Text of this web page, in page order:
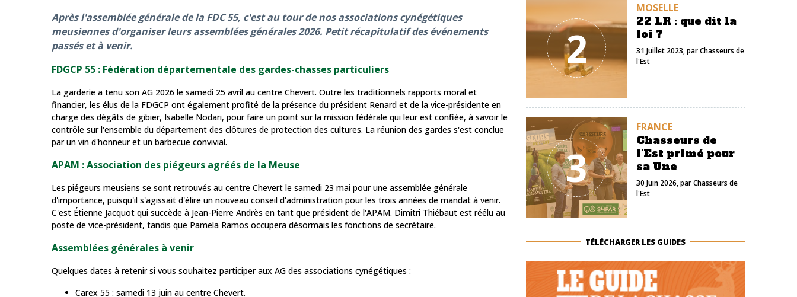
Après l'assemblée générale de la FDC 55, c'est au tour de nos associations cynégétiques
meusiennes d'organiser leurs assemblées générales 2026. Petit récapitulatif des événements
passés et à venir.
FDGCP 55 : Fédération départementale des gardes-chasses particuliers
La garderie a tenu son AG 2026 le samedi 25 avril au centre Chevert. Outre les traditionnels rapports moral et
financier, les élus de la FDGCP ont également profité de la présence du président Renard et de la vice-présidente en
charge des dégâts de gibier, Isabelle Nodari, pour faire un point sur la mission fédérale qui leur est confiée, à savoir le
contrôle sur l'ensemble du département des clôtures de protection des cultures. La réunion des gardes s'est conclue
par un vin d'honneur et un barbecue convivial.
APAM : Association des piégeurs agréés de la Meuse
Les piégeurs meusiens se sont retrouvés au centre Chevert le samedi 23 mai pour une assemblée générale
d'importance, puisqu'il s'agissait d'élire un nouveau conseil d'administration pour les trois années de mandat à venir.
C'est Étienne Jacquot qui succède à Jean-Pierre Andrès en tant que président de l'APAM. Dimitri Thiébaut est réélu au
poste de vice-président, tandis que Pamela Ramos occupera désormais les fonctions de secrétaire.
Assemblées générales à venir
Quelques dates à retenir si vous souhaitez participer aux AG des associations cynégétiques :
Carex 55 : samedi 13 juin au centre Chevert.
2
MOSELLE
22 LR : que dit la
loi ?
31 Juillet 2023, parChasseurs de
l'Est
3
FRANCE
Chasseurs de
l'Est primé pour
sa Une
30 Juin 2026, parChasseurs de
l'Est
TÉLÉCHARGER LES GUIDES